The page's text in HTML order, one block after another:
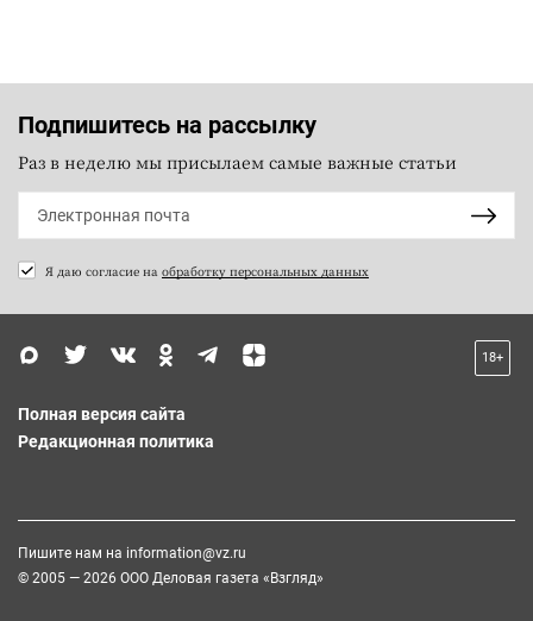
Подпишитесь на рассылку
Раз в неделю мы присылаем самые важные статьи
Я даю согласие на обработку персональных данных
18+
Полная версия сайта
Редакционная политика
Пишите нам на information@vz.ru
© 2005 — 2026 ООО Деловая газета «Взгляд»